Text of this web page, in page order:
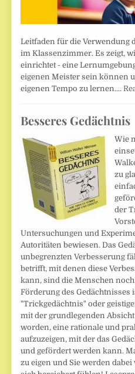
Leitfaden für die Verwendung
im Klassenzimmer. Es zeigt,
einrichtet - eine
eigenen Meister sein können
eigenen Tempo zu lernen.…
Besseres Gedächtnis
Wie
zu
der
Untersuchungen und
Autoritäten bewiesen. Das
unbegrenzten Verbesserung
betrifft, mit denen diese
kann, sind die Menschen
Förderung des Gedächtnisses
"Trickgedächtnis" oder
mit der grundlegenden
worden, eine rationale und
aufzuzeigen, mit der das
und gefördert werden kann.
zu eigen und Sie werden